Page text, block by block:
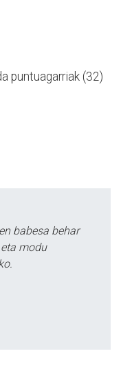
puntuagarriak (32)
babesa behar
modu